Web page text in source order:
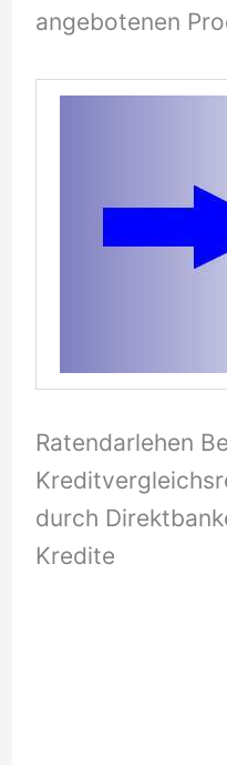
angebotenen
Ratendarlehen
durch
Kredite